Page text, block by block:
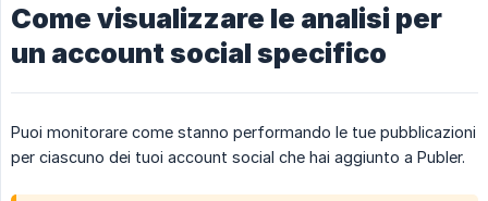
Come visualizzare le analisi per
un account social specifico
Puoi monitorare come stanno performando le tue pubblicazioni
per ciascuno dei tuoi account social che hai aggiunto a Publer.